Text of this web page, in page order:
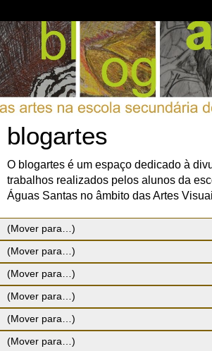
blogartes
O blogartes é um espaço dedicado à
trabalhos realizados pelos alunos da
Águas Santas no âmbito das Artes